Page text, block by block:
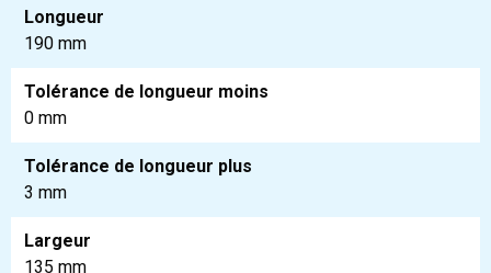
Longueur
190 mm
Tolérance de longueur moins
0 mm
Tolérance de longueur plus
3 mm
Largeur
135 mm